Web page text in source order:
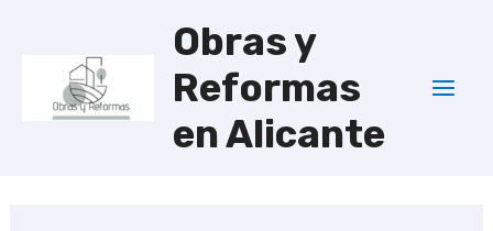
contenido
Obras y
Reformas
en Alicante